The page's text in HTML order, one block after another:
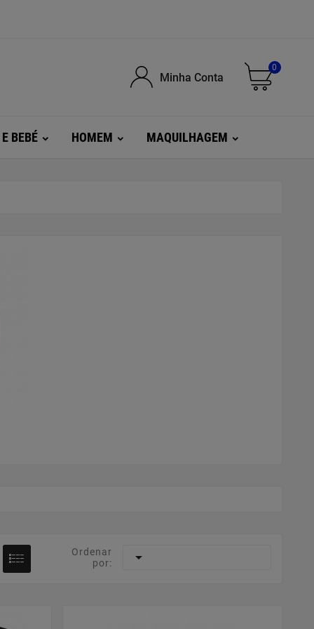
Minha Conta
0
BEBÉ HOMEM MAQUILHAGEM
Ordenar
por:
